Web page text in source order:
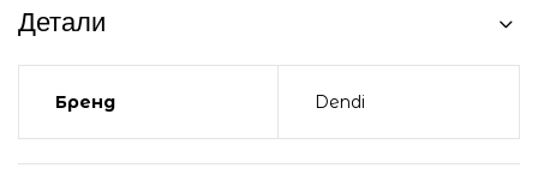
Детали
Бренд Dendi